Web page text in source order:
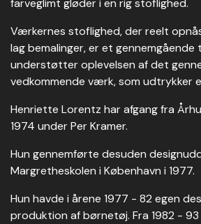
farveglimt gløder i en rig stoflighed.
Værkernes stoflighed, der reelt
lag bemalinger, er et
understøtter oplevelsen af det
vedkommende værk, som udtrykker
Henriette Lorentz har afgang fra
1974 under Per Kramer.
Hun gennemførte desuden
Margretheskolen i København i 1977.
Hun havde i årene 1977 - 82 egen
produktion af børnetøj. Fra 1982 -